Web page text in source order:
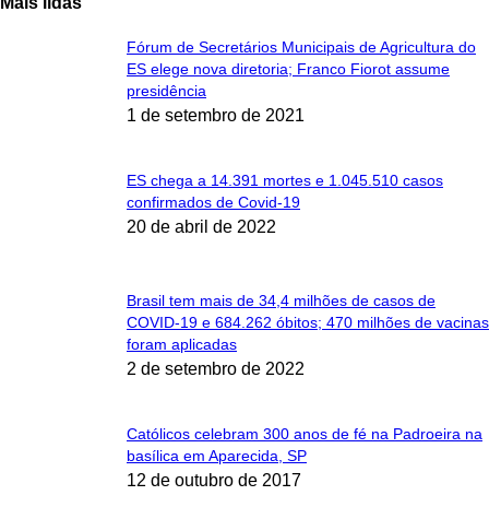
Fórum de Secretários Municipais de Agricultura do
ES elege nova diretoria; Franco Fiorot assume
presidência
1 de setembro de 2021
ES chega a 14.391 mortes e 1.045.510 casos
confirmados de Covid-19
20 de abril de 2022
Brasil tem mais de 34,4 milhões de casos de
COVID-19 e 684.262 óbitos; 470 milhões de vacinas
foram aplicadas
2 de setembro de 2022
Católicos celebram 300 anos de fé na Padroeira na
basílica em Aparecida, SP
12 de outubro de 2017